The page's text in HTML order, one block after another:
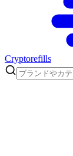
Cryptorefills